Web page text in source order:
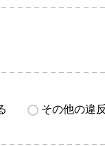
その他の違反